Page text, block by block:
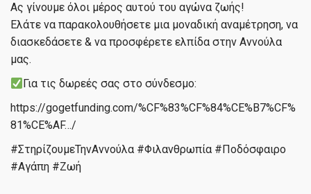
Ας γίνουμε όλοι μέρος αυτού του αγώνα ζωής!
Ελάτε να παρακολουθήσετε μια μοναδική αναμέτρηση, να
διασκεδάσετε & να προσφέρετε ελπίδα στην Αννούλα
μας.
Για τις δωρεές σας στο σύνδεσμο:
https://gogetfunding.com/%CF%83%CF%84%CE%B7%CF%
81%CE%AF…/
#ΣτηρίζουμεΤηνΑννούλα #Φιλανθρωπία #Ποδόσφαιρο
#Αγάπη #Ζωή